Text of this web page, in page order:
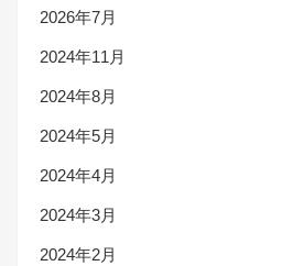
2026年7月
2024年11月
2024年8月
2024年5月
2024年4月
2024年3月
2024年2月